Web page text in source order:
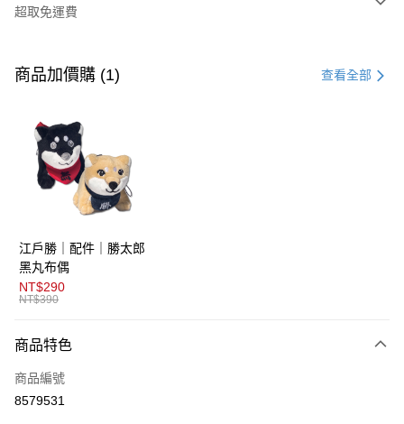
超取免運費
信用卡一次付款
LINE Pay
AFTEE先享後付
【關於「AFTEE先享後付」】
便利好安心！
１．簡單：不需註冊會員、不需綁卡、不需儲值。
２．便利：只要手機號碼，簡訊認證，即可結帳。
３．安心：先確認商品／服務後，再付款。
１．於結帳方式選擇「AFTEE先享後付」後，將跳轉至「AFTEE先享後付」
２．訂單成立數日內，您將收到繳費通知簡訊。
３．收到繳費通知簡訊後14天內，點擊此簡訊中的連結，可透過四大超商／
運送方式
全家取貨付款
免運費
商品加價購 (1) 查看全部
江戶勝｜配件｜勝太郎
黑丸布偶
NT$290
NT$390
商品特色
商品編號
8579531